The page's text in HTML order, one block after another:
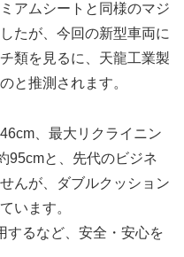
アムシートと同様のマジ
たが、今回の新型車両に
類を見るに、天龍工業製
と推測されます。
、最大リクライニン
95cmと、先代のビジネ
んが、ダブルクッション
います。
するなど、安全・安心を